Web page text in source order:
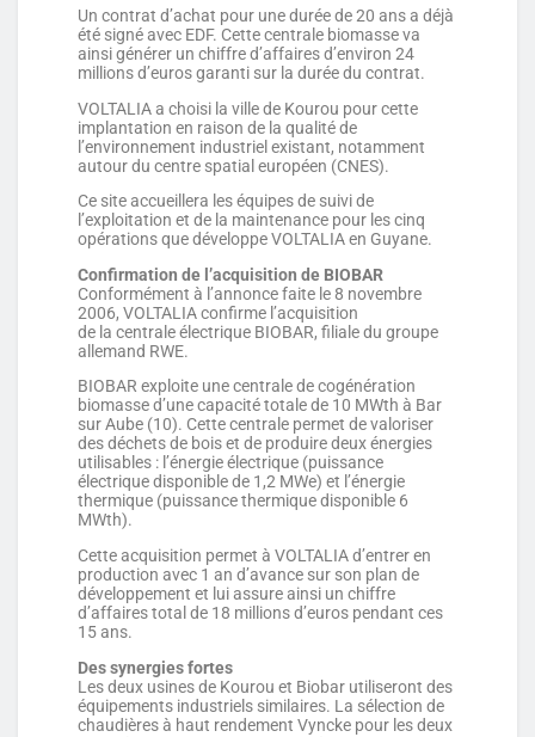
Un contrat d’achat pour une durée de 20 ans a déjà
été signé avec EDF. Cette centrale biomasse va
ainsi générer un chiffre d’affaires d’environ 24
millions d’euros garanti sur la durée du contrat.
VOLTALIA a choisi la ville de Kourou pour cette
implantation en raison de la qualité de
l’environnement industriel existant, notamment
autour du centre spatial européen (CNES).
Ce site accueillera les équipes de suivi de
l’exploitation et de la maintenance pour les cinq
opérations que développe VOLTALIA en Guyane.
Confirmation de l’acquisition de BIOBAR
Conformément à l’annonce faite le 8 novembre
2006, VOLTALIA confirme l’acquisition
de la centrale électrique BIOBAR, filiale du groupe
allemand RWE.
BIOBAR exploite une centrale de cogénération
biomasse d’une capacité totale de 10 MWth à Bar
sur Aube (10). Cette centrale permet de valoriser
des déchets de bois et de produire deux énergies
utilisables : l’énergie électrique (puissance
électrique disponible de 1,2 MWe) et l’énergie
thermique (puissance thermique disponible 6
MWth).
Cette acquisition permet à VOLTALIA d’entrer en
production avec 1 an d’avance sur son plan de
développement et lui assure ainsi un chiffre
d’affaires total de 18 millions d’euros pendant ces
15 ans.
Des synergies fortes
Les deux usines de Kourou et Biobar utiliseront des
équipements industriels similaires. La sélection de
chaudières à haut rendement Vyncke pour les deux